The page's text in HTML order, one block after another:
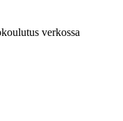
verkossa